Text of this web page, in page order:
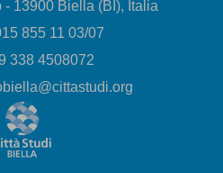
- 13900 Biella (BI), Italia
855 11 03/07
338 4508072